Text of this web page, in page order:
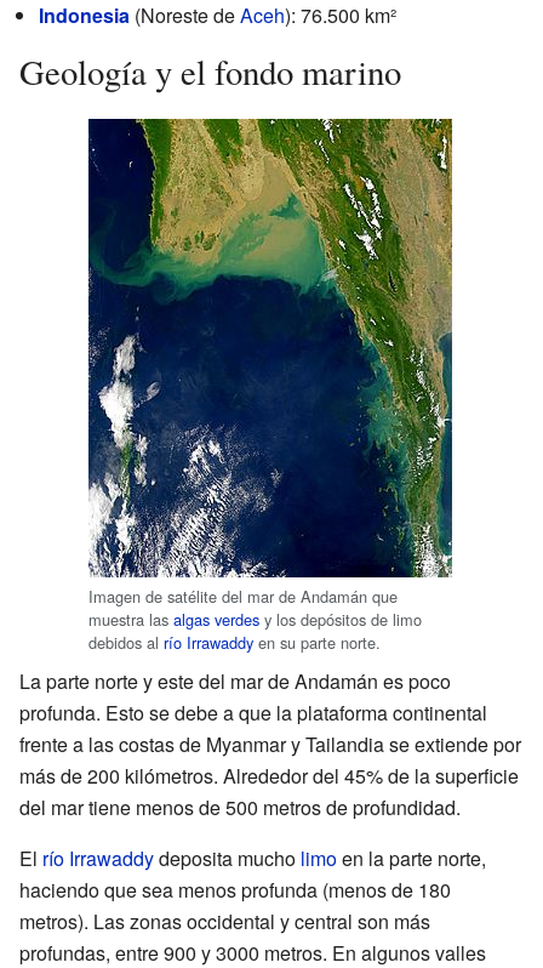
Indonesia (Noreste deAceh): 76.500 km²
Geología y el fondo marino
Imagen de satélite del mar de Andamán que
muestra las algas verdes y los depósitos de limo
debidos al río Irrawaddy en su parte norte.
La parte norte y este del mar de Andamán es poco
profunda. Esto se debe a que la plataforma continental
frente a las costas de Myanmar y Tailandia se extiende por
más de 200 kilómetros. Alrededor del 45% de la superficie
del mar tiene menos de 500 metros de profundidad.
El río Irrawaddydeposita mucho limoen la parte norte,
haciendo que sea menos profunda (menos de 180
metros). Las zonas occidental y central son más
profundas, entre 900 y 3000 metros. En algunos valles